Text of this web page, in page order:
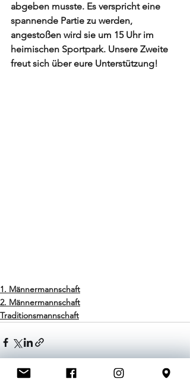
abgeben musste. Es verspricht eine
spannende Partie zu werden,
angestoßen wird sie um 15 Uhr im
heimischen Sportpark. Unsere Zweite
freut sich über eure Unterstützung!
1. Männermannschaft
2. Männermannschaft
Traditionsmannschaft